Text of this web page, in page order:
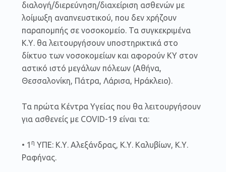
διαλογή/διερεύνηση/διαχείριση ασθενών με
λοίμωξη αναπνευστικού, που δεν χρήζουν
παραπομπής σε νοσοκομείο. Τα συγκεκριμένα
Κ.Υ. θα λειτουργήσουν υποστηρικτικά στο
δίκτυο των νοσοκομείων και αφορούν ΚΥ στον
αστικό ιστό μεγάλων πόλεων (Αθήνα,
Θεσσαλονίκη, Πάτρα, Λάρισα, Ηράκλειο).
Τα πρώτα Κέντρα Υγείας που θα λειτουργήσουν
για ασθενείς με COVID-19 είναι τα:
• 1 η ΥΠΕ: Κ.Υ. Αλεξάνδρας, Κ.Υ. Καλυβίων, Κ.Υ.
Ραφήνας.